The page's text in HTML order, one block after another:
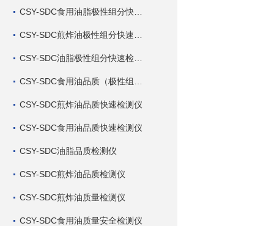
CSY-SDC煎炸油品质快速检测仪
CSY-SDC食用油品质快速检测仪
CSY-SDC油脂品质检测仪
CSY-SDC煎炸油品质检测仪
CSY-SDC煎炸油质量检测仪
CSY-SDC食用油质量安全检测仪